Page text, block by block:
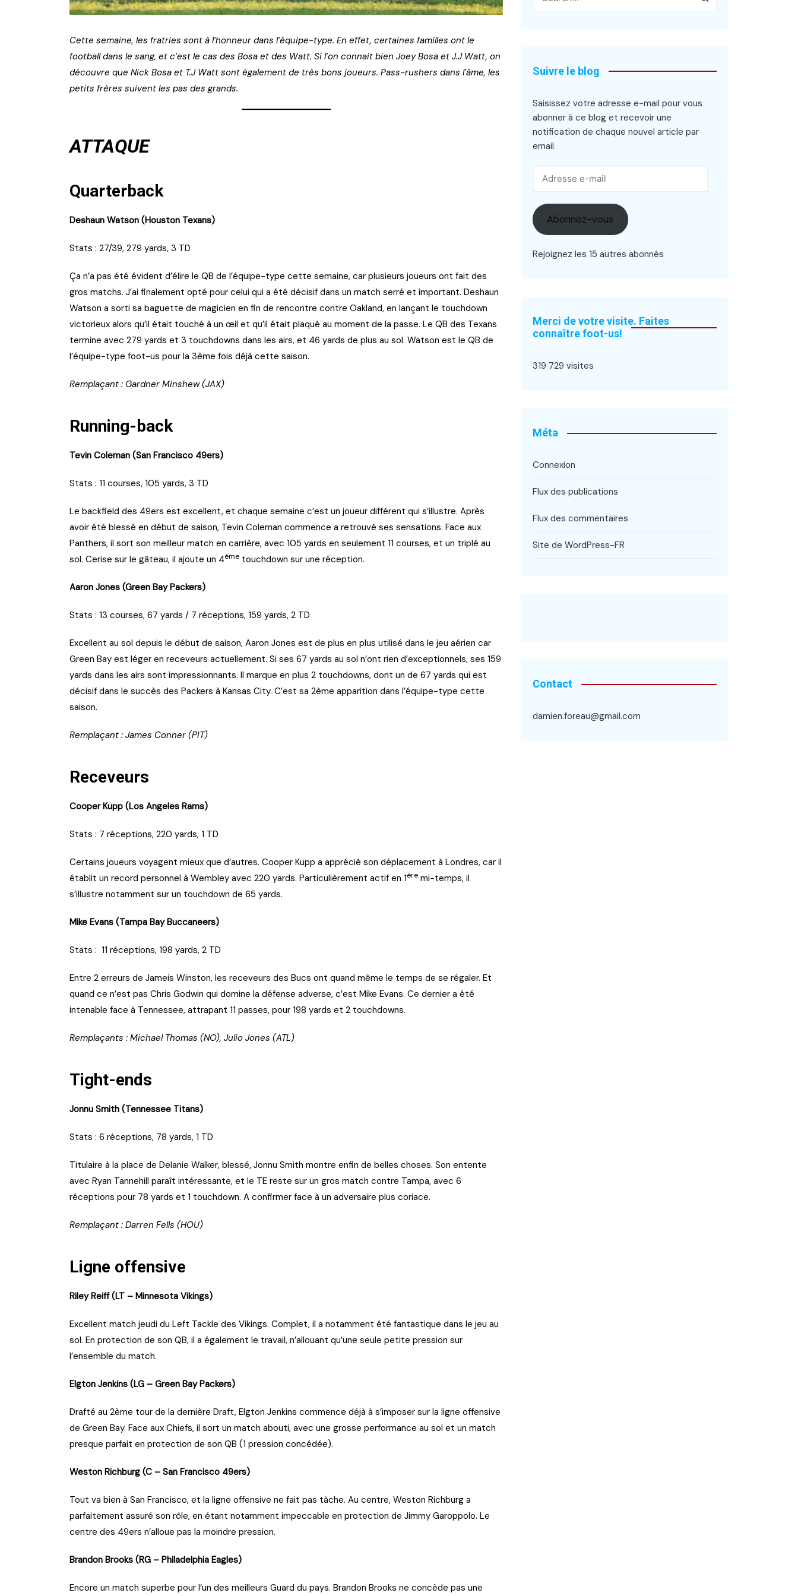
Cette semaine, les fratries sont à l’honneur dans l’équipe-type. En effet, certaines familles ont le
football dans le sang, et c’est le cas des Bosa et des Watt. Si l’on connait bien Joey Bosa et J.J Watt, on
découvre que Nick Bosa et T.J Watt sont également de très bons joueurs. Pass-rushers dans l’âme, les
petits frères suivent les pas des grands.
ATTAQUE
Quarterback
Deshaun Watson (Houston Texans)
Stats : 27/39, 279 yards, 3 TD
Ça n’a pas été évident d’élire le QB de l’équipe-type cette semaine, car plusieurs joueurs ont fait des
gros matchs. J’ai finalement opté pour celui qui a été décisif dans un match serré et important. Deshaun
Watson a sorti sa baguette de magicien en fin de rencontre contre Oakland, en lançant le touchdown
victorieux alors qu’il était touché à un œil et qu’il était plaqué au moment de la passe. Le QB des Texans
termine avec 279 yards et 3 touchdowns dans les airs, et 46 yards de plus au sol. Watson est le QB de
l’équipe-type foot-us pour la 3ème fois déjà cette saison.
Remplaçant : Gardner Minshew (JAX)
Running-back
Tevin Coleman (San Francisco 49ers)
Stats : 11 courses, 105 yards, 3 TD
Le backfield des 49ers est excellent, et chaque semaine c’est un joueur différent qui s’illustre. Après
avoir été blessé en début de saison, Tevin Coleman commence a retrouvé ses sensations. Face aux
Panthers, il sort son meilleur match en carrière, avec 105 yards en seulement 11 courses, et un triplé au
sol. Cerise sur le gâteau, il ajoute un 4ème touchdown sur une réception.
Aaron Jones (Green Bay Packers)
Stats : 13 courses, 67 yards / 7 réceptions, 159 yards, 2 TD
Excellent au sol depuis le début de saison, Aaron Jones est de plus en plus utilisé dans le jeu aérien car
Green Bay est léger en receveurs actuellement. Si ses 67 yards au sol n’ont rien d’exceptionnels, ses 159
yards dans les airs sont impressionnants. Il marque en plus 2 touchdowns, dont un de 67 yards qui est
décisif dans le succès des Packers à Kansas City. C’est sa 2ème apparition dans l’équipe-type cette
saison.
Remplaçant : James Conner (PIT)
Receveurs
Cooper Kupp (Los Angeles Rams)
Stats : 7 réceptions, 220 yards, 1 TD
Certains joueurs voyagent mieux que d’autres. Cooper Kupp a apprécié son déplacement à Londres, car il
établit un record personnel à Wembley avec 220 yards. Particulièrement actif en 1ère mi-temps, il
s’illustre notamment sur un touchdown de 65 yards.
Mike Evans (Tampa Bay Buccaneers)
Stats : 11 réceptions, 198 yards, 2 TD
Entre 2 erreurs de Jameis Winston, les receveurs des Bucs ont quand même le temps de se régaler. Et
quand ce n’est pas Chris Godwin qui domine la défense adverse, c’est Mike Evans. Ce dernier a été
intenable face à Tennessee, attrapant 11 passes, pour 198 yards et 2 touchdowns.
Remplaçants : Michael Thomas (NO), Julio Jones (ATL)
Tight-ends
Jonnu Smith (Tennessee Titans)
Stats : 6 réceptions, 78 yards, 1 TD
Titulaire à la place de Delanie Walker, blessé, Jonnu Smith montre enfin de belles choses. Son entente
avec Ryan Tannehill paraît intéressante, et le TE reste sur un gros match contre Tampa, avec 6
réceptions pour 78 yards et 1 touchdown. A confirmer face à un adversaire plus coriace.
Remplaçant : Darren Fells (HOU)
Ligne offensive
Riley Reiff (LT – Minnesota Vikings)
Excellent match jeudi du Left Tackle des Vikings. Complet, il a notamment été fantastique dans le jeu au
sol. En protection de son QB, il a également le travail, n’allouant qu’une seule petite pression sur
l’ensemble du match.
Elgton Jenkins (LG – Green Bay Packers)
Drafté au 2ème tour de la dernière Draft, Elgton Jenkins commence déjà à s’imposer sur la ligne offensive
de Green Bay. Face aux Chiefs, il sort un match abouti, avec une grosse performance au sol et un match
presque parfait en protection de son QB (1 pression concédée).
Weston Richburg (C – San Francisco 49ers)
Tout va bien à San Francisco, et la ligne offensive ne fait pas tâche. Au centre, Weston Richburg a
parfaitement assuré son rôle, en étant notamment impeccable en protection de Jimmy Garoppolo. Le
centre des 49ers n’alloue pas la moindre pression.
Brandon Brooks (RG – Philadelphia Eagles)
Encore un match superbe pour l’un des meilleurs Guard du pays. Brandon Brooks ne concède pas une
Suivre le blog
Saisissez votre adresse e-mail pour vous
abonner à ce blog et recevoir une
notification de chaque nouvel article par
email.
Abonnez-vous
Rejoignez les 15 autres abonnés
Merci de votre visite. Faites
connaître foot-us!
319 729 visites
Méta
Connexion
Flux des publications
Flux des commentaires
Site de WordPress-FR
Contact
damien.foreau@gmail.com